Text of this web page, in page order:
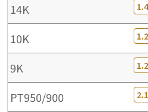
14K
10K
9K
PT950/900